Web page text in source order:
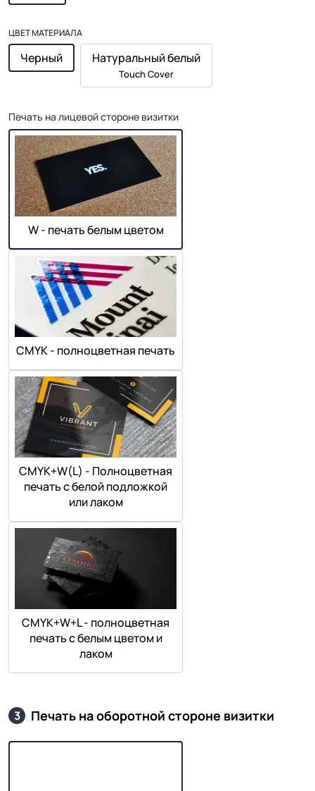
ЦВЕТ МАТЕРИАЛА
Черный Натуральный белый
Touch Cover
Печать на лицевой стороне визитки
W - печать белым цветом
СMYK - полноцветная печать
СMYK+W(L) - Полноцветная
печать с белой подложкой
или лаком
СMYK+W+L - полноцветная
печать с белым цветом и
лаком
3 Печать на оборотной стороне визитки